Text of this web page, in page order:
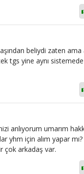
beliydi zaten
tgs yine aynı
anlıyorum umarım
yhm için alım yapar
çok arkadaş var.